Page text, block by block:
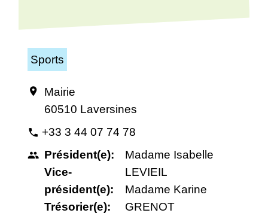
Sports
location_on
Mairie
60510 Laversines
phone +33 3 44 07 74 78
people Président(e):
Vice-
président(e):
Trésorier(e):
Madame Isabelle
LEVIEIL
Madame Karine
GRENOT